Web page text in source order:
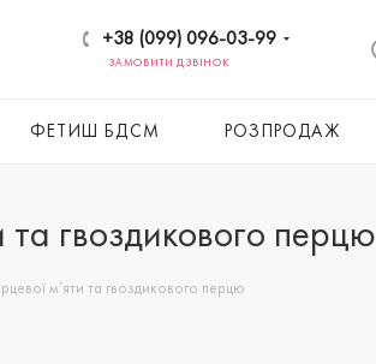
+38 (099) 096-03-99
ЗАМОВИТИ ДЗВІНОК
ФЕТИШ БДСМ РОЗПРОДАЖ
гвоздикового перцю
м’яти та гвоздикового перцю